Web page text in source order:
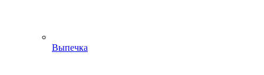
Выпечка